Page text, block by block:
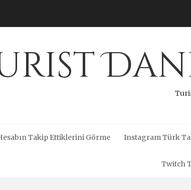
Takip Ettiklerini Görme Instagram Türk
Twitch